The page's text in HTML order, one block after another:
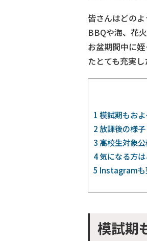
皆さんはどの
BBQや海、花
お盆期間中に
たとても充実し
1 模試期もお
2放課後の様子
3 高校生対象
4気になる方は
5 Instagramも
模試期